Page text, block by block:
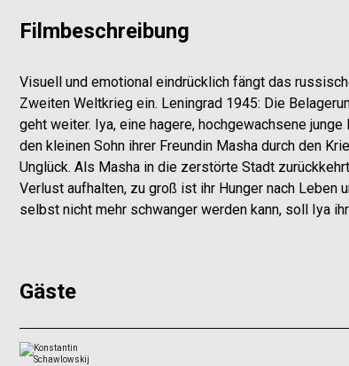
Filmbeschreibung
Visuell und emotional eindrücklich fängt das
Zweiten Weltkrieg ein. Leningrad 1945: Die
geht weiter. Iya, eine hagere, hochgewachsene
den kleinen Sohn ihrer Freundin Masha durch den
Unglück. Als Masha in die zerstörte Stadt
Verlust aufhalten, zu groß ist ihr Hunger nach Leben
selbst nicht mehr schwanger werden kann, soll Iya
Gäste